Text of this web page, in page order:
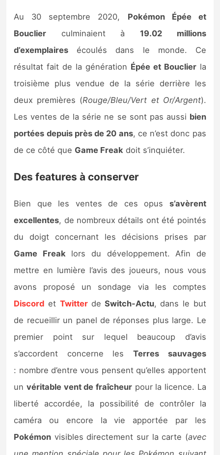
Au 30 septembre 2020, Pokémon Épée et
Bouclier culminaient à19.02 millions
d’exemplaires écoulés dans le monde. Ce
résultat fait de la génération Épée et Bouclierla
troisième plus vendue de la série derrière les
deux premières (Rouge/Bleu/Vert et Or/Argent).
Les ventes de la série ne se sont pas aussi bien
portées depuis près de 20 ans, ce n’est donc pas
de ce côté que Game Freak doit s’inquiéter.
Des features à conserver
Bien que les ventes de ces opus s’avèrent
excellentes, de nombreux détails ont été pointés
du doigt concernant les décisions prises par
Game Freaklors du développement. Afin de
mettre en lumière l’avis des joueurs, nous vous
avons proposé un sondage via les comptes
Discord et Twitterde Switch-Actu, dans le but
de recueillir un panel de réponses plus large. Le
premier point sur lequel beaucoup d’avis
s’accordent concerne lesTerres sauvages
: nombre d’entre vous pensent qu’elles apportent
un véritable vent de fraîcheurpour la licence. La
liberté accordée, la possibilité de contrôler la
caméra ou encore la vie apportée par les
Pokémon visibles directement sur la carte (avec